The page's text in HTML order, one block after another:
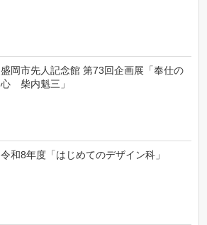
盛岡市先人記念館 第73回企画展「奉仕の
心 柴内魁三」
令和8年度「はじめてのデザイン科」